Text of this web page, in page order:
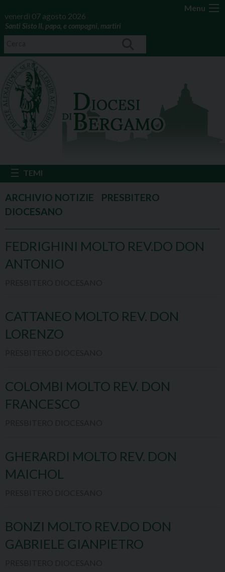
Menu
venerdì 07 agosto 2026
Santi Sisto II, papa, e compagni, martiri
PRESBITERO
DIOCESANO
FEDRIGHINI MOLTO REV.DO DON
ANTONIO
CATTANEO MOLTO REV. DON
LORENZO
COLOMBI MOLTO REV. DON
FRANCESCO
GHERARDI MOLTO REV. DON
MAICHOL
BONZI MOLTO REV.DO DON
GABRIELE GIANPIETRO